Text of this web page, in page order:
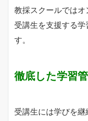
教採スクールでは
受講生を支援する
す。
徹底した学習
受講生には学びを継